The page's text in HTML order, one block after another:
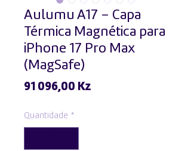
Aulumu A17 – Capa
Térmica Magnética para
iPhone 17 Pro Max
(MagSafe)
91 096,00 Kz
Quantidade *